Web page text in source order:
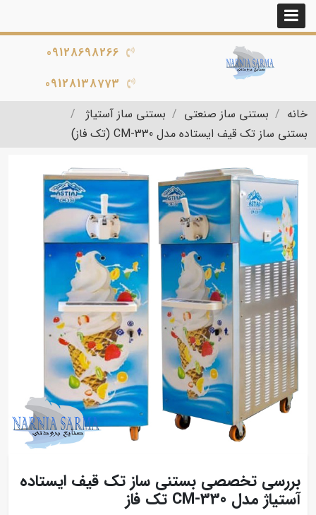
09128698266
09128138773
خانه
بستنی ساز صنعتی
بستنی ساز آستیاژ
بستنی ساز تک قیف ایستاده مدل CM-330 (تک فاز)
بررسی تخصصی بستنی ساز تک قیف ایستاده
آستیاژ مدل CM-330 تک فاز